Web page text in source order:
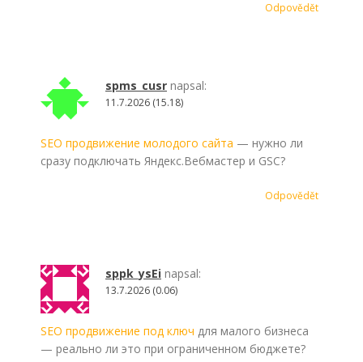
Odpovědět
spms_cusr napsal:
11.7.2026 (15.18)
SEO продвижение молодого сайта — нужно ли
сразу подключать Яндекс.Вебмастер и GSC?
Odpovědět
sppk_ysEi napsal:
13.7.2026 (0.06)
SEO продвижение под ключ для малого бизнеса
— реально ли это при ограниченном бюджете?